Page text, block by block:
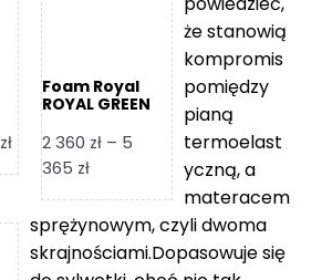
złZakres
cen:
1
139 zł
do
Foam Royal
ROYAL GREEN
piankowy
2 360 zł – 5
365 złZakres
od
2
360 zł
że stanowią
kompromis
pomiędzy
pianą
termoelast
yczną, a
materacem
sprężynowym, czyli dwoma
skrajnościami.Dopasowuje się